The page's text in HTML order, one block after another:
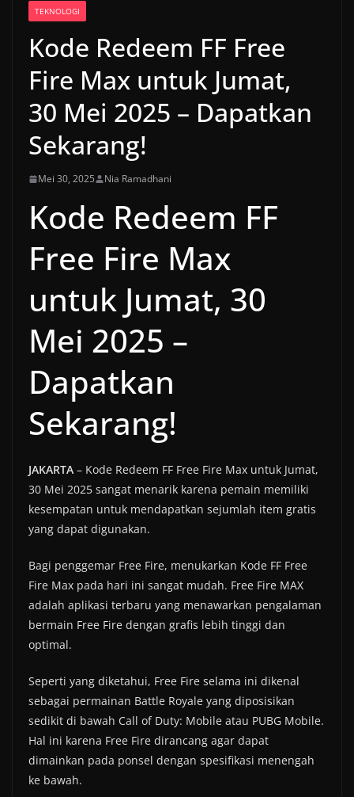
TEKNOLOGI
Kode Redeem FF Free
Fire Max untuk Jumat,
30 Mei 2025 – Dapatkan
Sekarang!
Mei 30, 2025 Nia Ramadhani
Kode Redeem FF
Free Fire Max
untuk Jumat, 30
Mei 2025 –
Dapatkan
Sekarang!
JAKARTA – Kode Redeem FF Free Fire Max untuk Jumat,
30 Mei 2025 sangat menarik karena pemain memiliki
kesempatan untuk mendapatkan sejumlah item gratis
yang dapat digunakan.
Bagi penggemar Free Fire, menukarkan Kode FF Free
Fire Max pada hari ini sangat mudah. Free Fire MAX
adalah aplikasi terbaru yang menawarkan pengalaman
bermain Free Fire dengan grafis lebih tinggi dan
optimal.
Seperti yang diketahui, Free Fire selama ini dikenal
sebagai permainan Battle Royale yang diposisikan
sedikit di bawah Call of Duty: Mobile atau PUBG Mobile.
Hal ini karena Free Fire dirancang agar dapat
dimainkan pada ponsel dengan spesifikasi menengah
ke bawah.